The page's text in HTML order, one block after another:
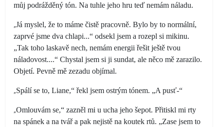
můj podrážděný tón. Na tuhle jeho hru teď nemám náladu.
„Já myslel, že to máme čistě pracovně. Bylo by to normální,
zaprvé jsme dva chlapi...“ odsekl jsem a rozepl si mikinu.
„Tak toho laskavě nech, nemám energii řešit ještě tvou
náladovost....“ Chystal jsem si ji sundat, ale něco mě zarazilo.
Objetí. Pevně mě zezadu objímal.
„Spálí se to, Liane,“ řekl jsem ostrým tónem. „A pusť-“
„Omlouvám se,“ zazněl mi u ucha jeho šepot. Přitiskl mi rty
na spánek a na tvář a pak nejistě na koutek rtů. „Zase jsem to